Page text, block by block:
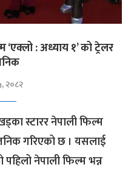
: अध्याय १’ को ट्रेलर
२०८२
स्टारर नेपाली फिल्म
गरिएको छ । यसलाई
नेपाली फिल्म भन्न